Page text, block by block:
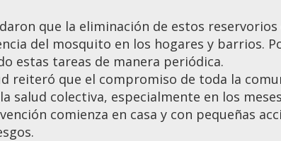
que la eliminación de estos reservorios
del mosquito en los hogares y barrios.
estas tareas de manera periódica.
reiteró que el compromiso de toda la
salud colectiva, especialmente en los
comienza en casa y con pequeñas